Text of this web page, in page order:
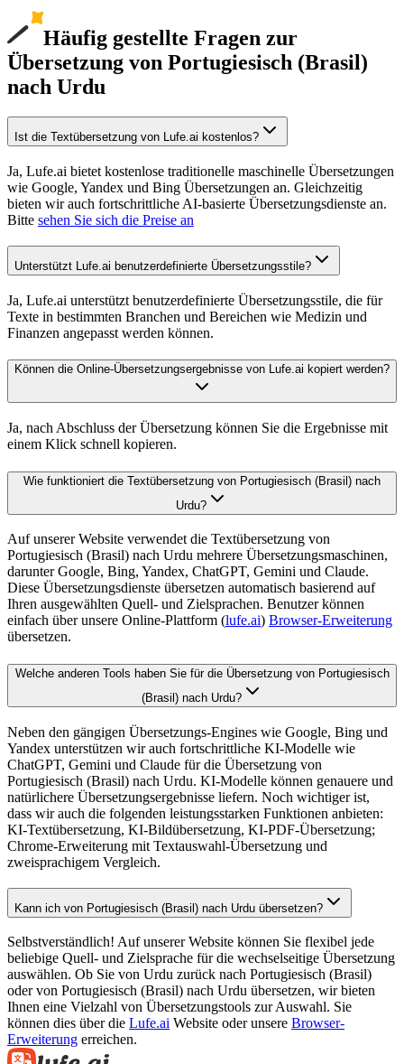
Häufig gestellte Fragen zur
Übersetzung von Portugiesisch (Brasil)
nach Urdu
Ist die Textübersetzung von Lufe.ai kostenlos?
Ja, Lufe.ai bietet kostenlose traditionelle maschinelle Übersetzungen
wie Google, Yandex und Bing Übersetzungen an. Gleichzeitig
bieten wir auch fortschrittliche AI-basierte Übersetzungsdienste an.
Bitte sehen Sie sich die Preise an
Unterstützt Lufe.ai benutzerdefinierte Übersetzungsstile?
Ja, Lufe.ai unterstützt benutzerdefinierte Übersetzungsstile, die für
Texte in bestimmten Branchen und Bereichen wie Medizin und
Finanzen angepasst werden können.
Können die Online-Übersetzungsergebnisse von Lufe.ai kopiert werden?
Ja, nach Abschluss der Übersetzung können Sie die Ergebnisse mit
einem Klick schnell kopieren.
Wie funktioniert die Textübersetzung von Portugiesisch (Brasil) nach
Urdu?
Auf unserer Website verwendet die Textübersetzung von
Portugiesisch (Brasil) nach Urdu mehrere Übersetzungsmaschinen,
darunter Google, Bing, Yandex, ChatGPT, Gemini und Claude.
Diese Übersetzungsdienste übersetzen automatisch basierend auf
Ihren ausgewählten Quell- und Zielsprachen. Benutzer können
einfach über unsere Online-Plattform (lufe.ai) Browser-Erweiterung
übersetzen.
Welche anderen Tools haben Sie für die Übersetzung von Portugiesisch
(Brasil) nach Urdu?
Neben den gängigen Übersetzungs-Engines wie Google, Bing und
Yandex unterstützen wir auch fortschrittliche KI-Modelle wie
ChatGPT, Gemini und Claude für die Übersetzung von
Portugiesisch (Brasil) nach Urdu. KI-Modelle können genauere und
natürlichere Übersetzungsergebnisse liefern. Noch wichtiger ist,
dass wir auch die folgenden leistungsstarken Funktionen anbieten:
KI-Textübersetzung, KI-Bildübersetzung, KI-PDF-Übersetzung;
Chrome-Erweiterung mit Textauswahl-Übersetzung und
zweisprachigem Vergleich.
Kann ich von Portugiesisch (Brasil) nach Urdu übersetzen?
Selbstverständlich! Auf unserer Website können Sie flexibel jede
beliebige Quell- und Zielsprache für die wechselseitige Übersetzung
auswählen. Ob Sie von Urdu zurück nach Portugiesisch (Brasil)
oder von Portugiesisch (Brasil) nach Urdu übersetzen, wir bieten
Ihnen eine Vielzahl von Übersetzungstools zur Auswahl. Sie
können dies über die Lufe.ai Website oder unsere Browser-
Erweiterung erreichen.